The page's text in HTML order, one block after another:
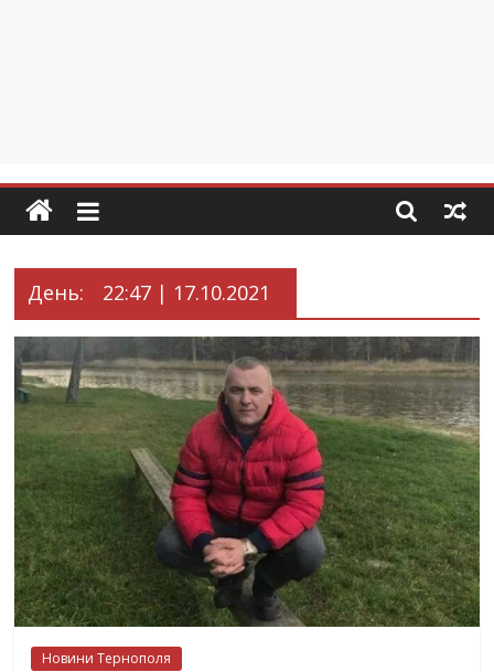
День: 22:47 | 17.10.2021
Новини Тернополя